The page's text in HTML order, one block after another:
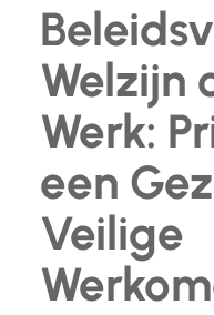
Welzijn
Werk:
een
Veilige